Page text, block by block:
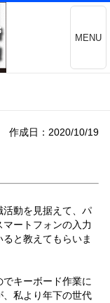
MENU
作成日：2020/10/19
動を見据えて、パ
ートフォンの入力
と教えてもらいま
キーボード作業に
私より年下の世代